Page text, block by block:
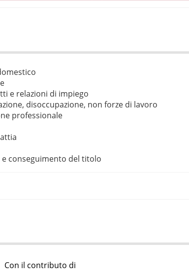
e relazioni di impiego
disoccupazione, non forze di lavoro
professionale
conseguimento del titolo
Con il contributo di